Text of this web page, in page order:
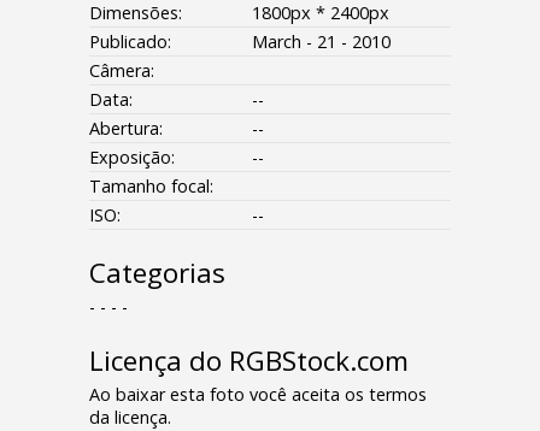
Dimensões:
1800px * 2400px
Publicado:
March - 21 - 2010
Câmera:
Data:
--
Abertura:
--
Exposição:
--
Tamanho focal:
ISO:
--
Categorias
- - - -
Licença do RGBStock.com
Ao baixar esta foto você aceita os termos
da licença.